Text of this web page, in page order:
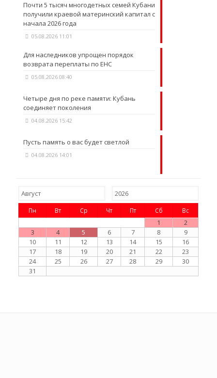
Почти 5 тысяч многодетных семей Кубани
получили краевой материнский капитал с
начала 2026 года
05.08.2026 11:01
Для наследников упрощен порядок
возврата переплаты по ЕНС
05.08.2026 08:40
Четыре дня по реке памяти: Кубань
соединяет поколения
04.08.2026 15:42
Пусть память о вас будет светлой
04.08.2026 14:01
Пн Вт Ср Чт Пт Сб Вс
1
2
3
4 5 6 7 8
9
10
11 12 13 14 15
16
17
18 19 20 21 22
23
24
25 26 27 28 29
30
31